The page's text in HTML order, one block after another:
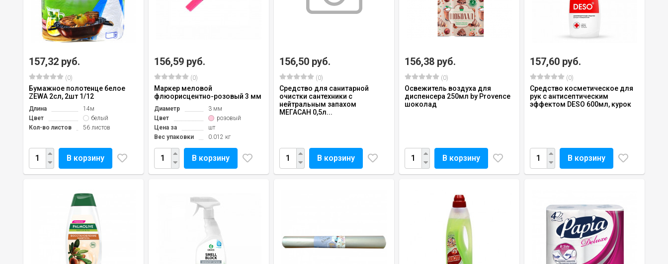
157,32 руб.
(0)
Бумажное полотенце белое
ZEWA 2сл, 2шт 1/12
Длина
14м
Цвет
белый
Кол-во листов
56 листов
В корзину
156,59 руб.
(0)
Маркер меловой
флюорисцентно-розовый 3 мм
Диаметр
3 мм
Цвет
розовый
Цена за
шт
Вес упаковки
0.012 кг
В корзину
156,50 руб.
(0)
Средство для санитарной
очистки сантехники с
нейтральным запахом
МЕГАСАН 0,5л...
В корзину
156,38 руб.
(0)
Освежитель воздуха для
диспенсера 250мл by Provence
шоколад
В корзину
157,60 руб.
(0)
Средство косметическое для
рук с антисептическим
эффектом DESO 600мл, курок
В корзину